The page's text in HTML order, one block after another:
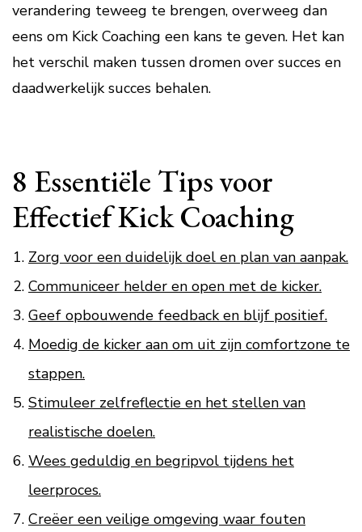
verandering teweeg te brengen, overweeg dan
eens om Kick Coaching een kans te geven. Het kan
het verschil maken tussen dromen over succes en
daadwerkelijk succes behalen.
8 Essentiële Tips voor
Effectief Kick Coaching
Zorg voor een duidelijk doel en plan van aanpak.
Communiceer helder en open met de kicker.
Geef opbouwende feedback en blijf positief.
Moedig de kicker aan om uit zijn comfortzone te
stappen.
Stimuleer zelfreflectie en het stellen van
realistische doelen.
Wees geduldig en begripvol tijdens het
leerproces.
Creëer een veilige omgeving waar fouten